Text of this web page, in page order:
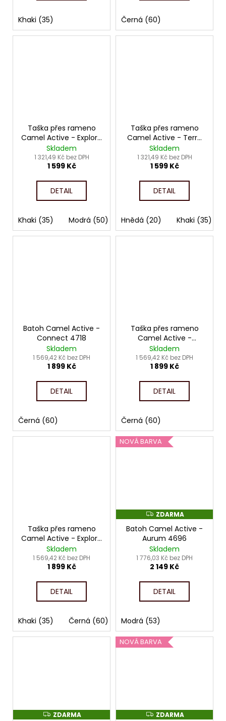
Khaki (35) Černá (60)
Taška přes rameno
Camel Active - Explore
4116
Skladem
1 321,49 Kč bez DPH
1 599 Kč
DETAIL
Khaki (35) Modrá (50) Černá (60) Žlutá (93)
Taška přes rameno
Camel Active - Terra
4226
Skladem
1 321,49 Kč bez DPH
1 599 Kč
DETAIL
Hnědá (20) Khaki (35)
Batoh Camel Active -
Connect 4718
Skladem
1 569,42 Kč bez DPH
1 899 Kč
DETAIL
Černá (60)
Taška přes rameno
Camel Active -
Connect 4716
Skladem
1 569,42 Kč bez DPH
1 899 Kč
DETAIL
Černá (60)
Taška přes rameno
Camel Active - Explore
4115
Skladem
1 569,42 Kč bez DPH
1 899 Kč
DETAIL
Khaki (35) Černá (60)
NOVÁ BARVA
Z
D
A
M
A
ZDARMA
Batoh Camel Active -
Aurum 4696
Skladem
1 776,03 Kč bez DPH
2 149 Kč
DETAIL
Modrá (53)
ZZDARMA
NOVÁ BARVA
ZZDARMA